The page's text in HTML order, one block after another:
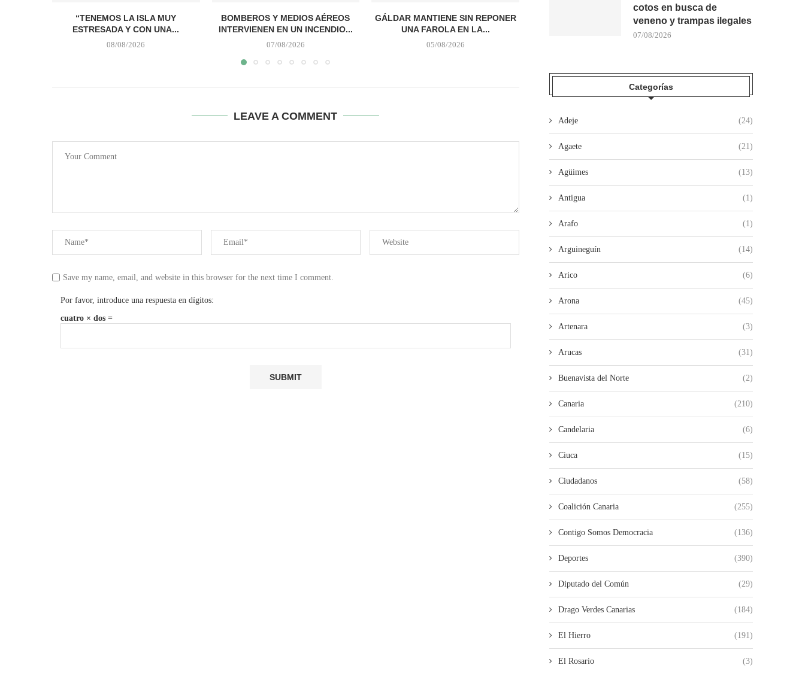
“TENEMOS LA ISLA MUY
ESTRESADA Y CON UNA...
08/08/2026
BOMBEROS Y MEDIOS AÉREOS
INTERVIENEN EN UN INCENDIO...
07/08/2026
GÁLDAR MANTIENE SIN REPONER
UNA FAROLA EN LA...
05/08/2026
LA UD LAS PALMAS ACUDIRÁ A LA
40 GRADOS, SEQUEDAD Y
LEAVE A COMMENT
Save my name, email, and website in this browser for the next time I comment.
Por favor, introduce una respuesta en dígitos:
cuatro × dos =
cotos en busca de
veneno y trampas ilegales
07/08/2026
Categorías
Adeje (24)
Agaete (21)
Agüimes (13)
Antigua (1)
Arafo (1)
Arguineguín (14)
Arico (6)
Arona (45)
Artenara (3)
Arucas (31)
Buenavista del Norte (2)
Canaria (210)
Candelaria (6)
Ciuca (15)
Ciudadanos (58)
Coalición Canaria (255)
Contigo Somos Democracia (136)
Deportes (390)
Diputado del Común (29)
Drago Verdes Canarias (184)
El Hierro (191)
El Rosario (3)